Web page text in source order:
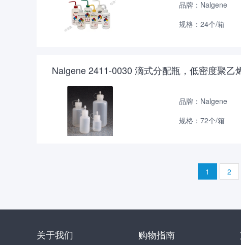
品牌：Nalgene
规格：24个/箱
Nalgene 2411-0030 滴式分配瓶，低密度聚乙
品牌：Nalgene
规格：72个/箱
1 2
关于我们 购物指南